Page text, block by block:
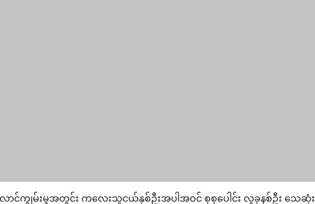
ာင်ကျွမ်းမှုအတွင်း ကလေးသူငယ်နှစ်ဦးအပါအဝင် စုစုပေါင်း လူခုနစ်ဦး သေဆုံး